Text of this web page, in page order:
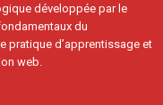
développée par le
du
pratique d’apprentissage et
web.